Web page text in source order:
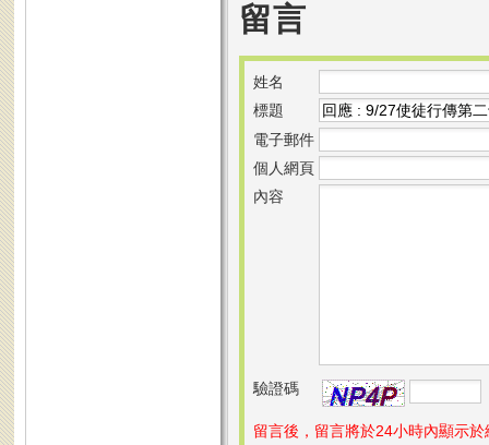
留言
姓名
標題
電子郵件
個人網頁
內容
驗證碼
留言後，留言將於24小時內顯示